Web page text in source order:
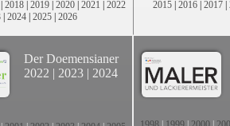
| 2018 | 2019 | 2020 | 2021 | 2022
| 2024| 2025| 2026
2015 | 2016 | 2017 |
Der Doemensianer
2022 | 2023 | 2024